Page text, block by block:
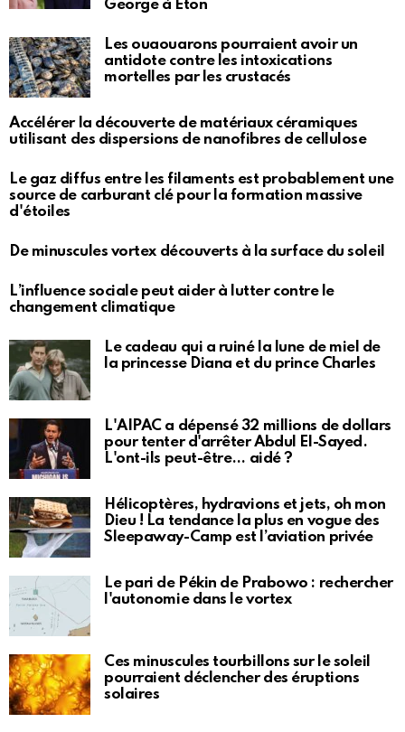
George à Eton
Les ouaouarons pourraient avoir un
antidote contre les intoxications
mortelles par les crustacés
Accélérer la découverte de matériaux céramiques
utilisant des dispersions de nanofibres de cellulose
Le gaz diffus entre les filaments est probablement une
source de carburant clé pour la formation massive
d'étoiles
De minuscules vortex découverts à la surface du soleil
L’influence sociale peut aider à lutter contre le
changement climatique
Le cadeau qui a ruiné la lune de miel de
la princesse Diana et du prince Charles
L'AIPAC a dépensé 32 millions de dollars
pour tenter d'arrêter Abdul El-Sayed.
L'ont-ils peut-être… aidé ?
Hélicoptères, hydravions et jets, oh mon
Dieu ! La tendance la plus en vogue des
Sleepaway-Camp est l’aviation privée
Le pari de Pékin de Prabowo : rechercher
l'autonomie dans le vortex
Ces minuscules tourbillons sur le soleil
pourraient déclencher des éruptions
solaires